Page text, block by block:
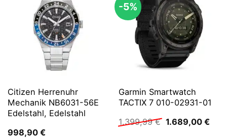
Citizen Herrenuhr
Mechanik NB6031-56E
Edelstahl, Edelstahl
998,90 €
-5%
Garmin Smartwatch
TACTIX 7 010-02931-01
1.399,99€ Ursprünglicher
1.689,00 €